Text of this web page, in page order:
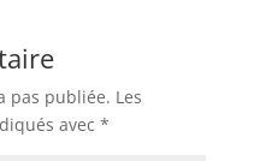
pas publiée. Les
avec *